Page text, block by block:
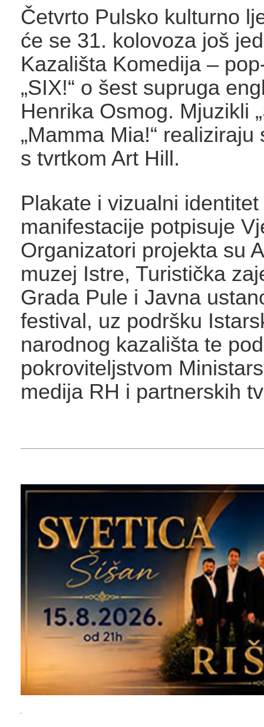
Četvrto Pulsko kulturno
će se 31. kolovoza još
Kazališta Komedija –
„SIX!“ o šest supruga
Henrika Osmog. Mjuzikli
„Mamma Mia!“
s tvrtkom Art Hill.
Plakate i vizualni identitet
manifestacije potpisuje
Organizatori projekta su
muzej Istre, Turistička
Grada Pule i Javna
festival, uz podršku
narodnog kazališta te pod
pokroviteljstvom
medija RH i partnerskih